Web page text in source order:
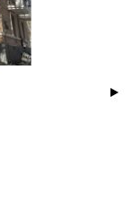
(3 м)
прогулок;
гимназия,